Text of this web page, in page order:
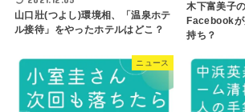
山口壯(つよし)環境相、「温泉ホテ
ル接待」をやったホテルはどこ？
木下富美子
Facebookが
持ち？
ニュース